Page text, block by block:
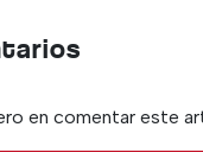
en comentar este